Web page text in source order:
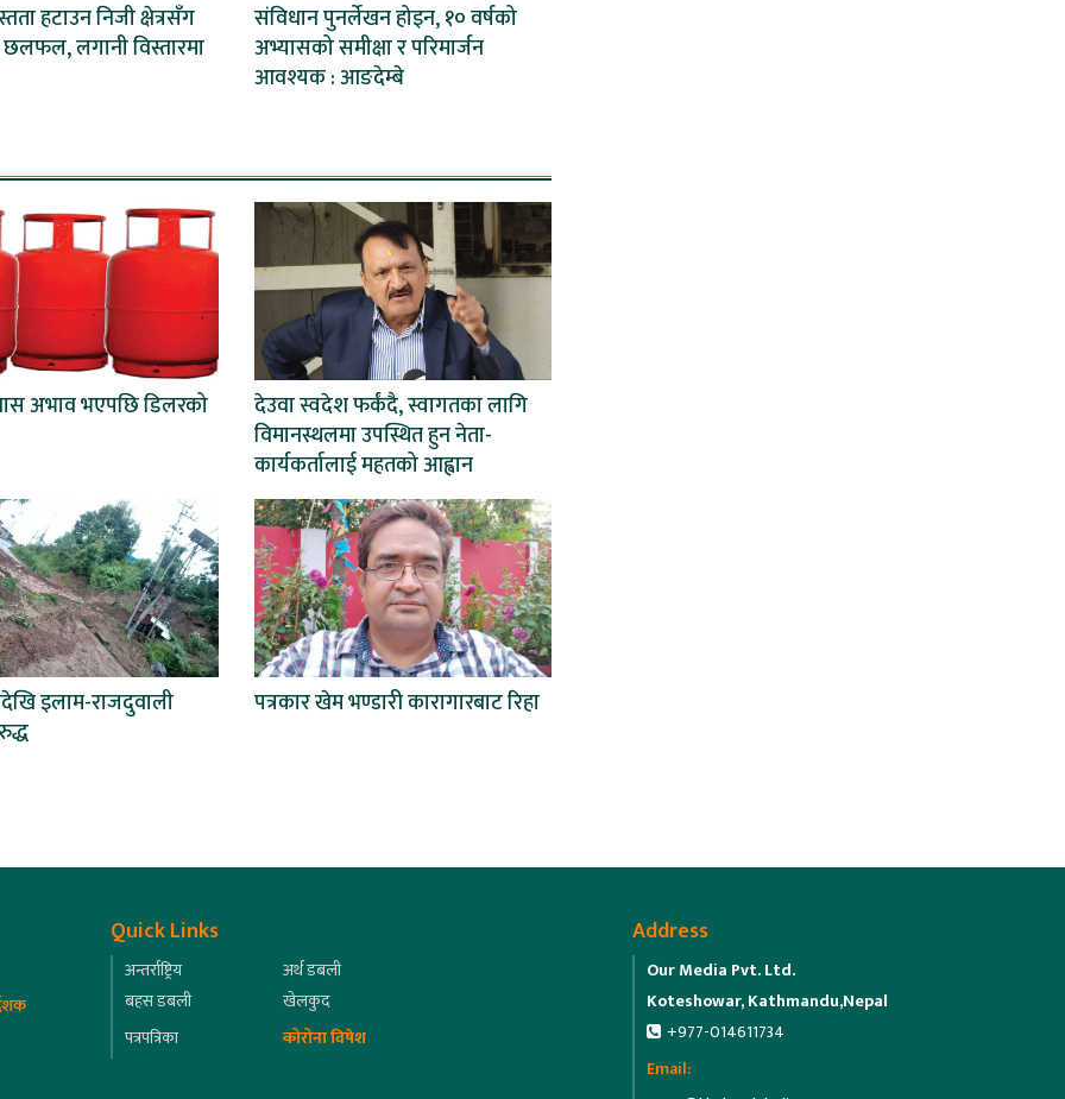
हटाउन निजी क्षेत्रसँग
लगानी विस्तारमा
संविधान पुनर्लेखन होइन, १० वर्षको
अभ्यासको समीक्षा र परिमार्जन
आवश्यक : आङदेम्बे
अभाव भएपछि डिलरको
देउवा स्वदेश फर्कंदै, स्वागतका लागि
विमानस्थलमा उपस्थित हुन नेता-
कार्यकर्तालाई महतको आह्वान
इलाम-राजदुवाली
पत्रकार खेम भण्डारी कारागारबाट रिहा
Quick Links
अन्तर्राष्ट्रिय
अर्थ डबली
बहस डबली
खेलकुद
पत्रपत्रिका
कोरोना विषेश
Address
Our Media Pvt. Ltd.
Koteshowar, Kathmandu,Nepal
+977-014611734
Email: